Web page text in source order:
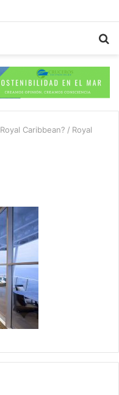
Caribbean? / Royal